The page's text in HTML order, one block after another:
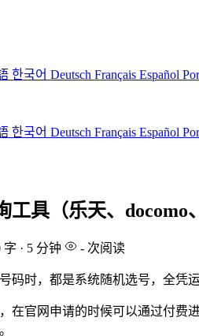
한국어 Deutsch Français Español
한국어 Deutsch Français Español
工具（乐天、docomo
字 · 5 分钟 - 次阅读
码时，都是系统随机选号，全凭
在官网申请的时候可以通过付费